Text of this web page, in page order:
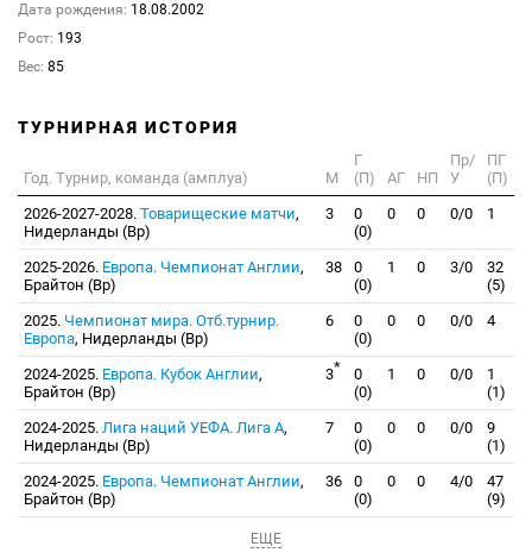
Дата рождения: 18.08.2002
Рост: 193
Вес: 85
ТУРНИРНАЯ ИСТОРИЯ
Год. Турнир, команда (амплуа) М
Г
(П)
АГ НП
Пр/
У
ПГ
(П)
2026-2027-2028. Товарищеские матчи,
Нидерланды (Вр)
3
0
(0)
0 0 0/0 1
2025-2026. Европа. Чемпионат Англии,
Брайтон (Вр)
38
0
(0)
1 0 3/0
32
(5)
2025. Чемпионат мира. Отб.турнир.
Европа, Нидерланды (Вр)
6
0
(0)
0 0 0/0 4
2024-2025. Европа. Кубок Англии,
Брайтон (Вр)
3*
0
(0)
1 0 0/0
1
(1)
2024-2025. Лига наций УЕФА. Лига А,
Нидерланды (Вр)
7
0
(0)
0 0 0/0
9
(1)
2024-2025. Европа. Чемпионат Англии,
Брайтон (Вр)
36
0
(0)
0 0 4/0
47
(9)
ЕЩЕ